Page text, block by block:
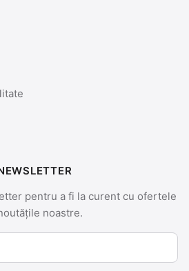
pentru a fi la curent cu ofertele
noastre.